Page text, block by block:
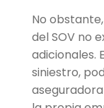
No
del SOV no
adicionales.
siniestro,